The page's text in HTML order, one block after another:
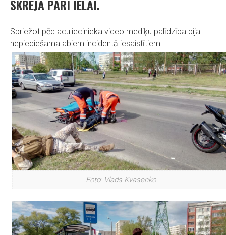
SKRĒJA PĀRI IELAI.
Spriežot pēc aculiecinieka video mediķu palīdzība bija
nepieciešama abiem incidentā iesaistītiem.
Foto: Vlads Kvasenko